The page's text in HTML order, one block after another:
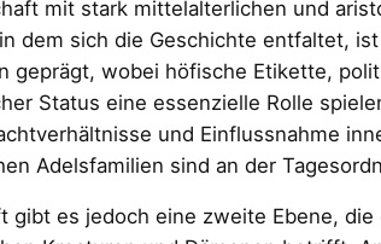
mit stark mittelalterlichen und
dem sich die Geschichte entfaltet,
geprägt, wobei höfische Etikette,
Status eine essenzielle Rolle
und Einflussnahme
Adelsfamilien sind an der
gibt es jedoch eine zweite Ebene, die